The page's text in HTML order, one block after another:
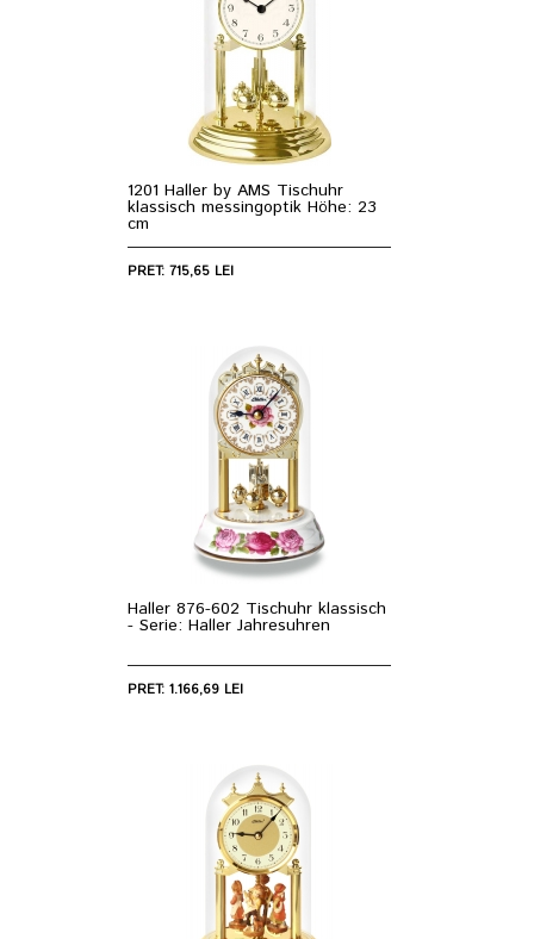
1201 Haller by AMS Tischuhr
klassisch messingoptik Höhe: 23
cm
PRET: 715,65 LEI
Haller 876-602 Tischuhr klassisch
- Serie: Haller Jahresuhren
PRET: 1.166,69 LEI